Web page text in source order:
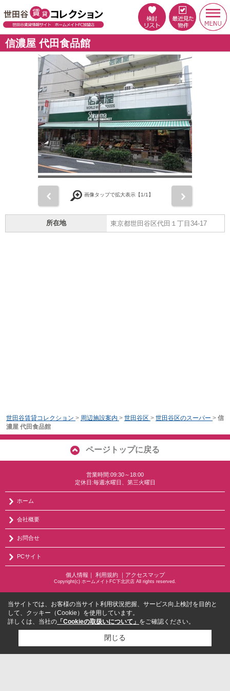
信濃屋 代田食品館
画像タップで拡大表示【1/1】
所在地 東京都世田谷区代田１丁目34-17
世田谷賃貸コレクション > 周辺施設案内 > 世田谷区 > 世田谷区のスーパー > 信
濃屋 代田食品館
ページトップに戻る
営業時間:09:30～18:00
定休日:毎週水曜日、第三火曜日
ホーム
会社概要
お問合せ
PCサイト
個人情報 ｜ 利用規約｜ アクセスマップ
Copyright(c) ホームメイトFC下北沢店 All rights reserved.
当サイトでは、お客様の当サイト利用状況把握、サービス向上検討を目的と
して、クッキー（Cookie）を使用しています。
詳しくは、当社の 「Cookieの取扱いについて」 をご確認ください。
閉じる